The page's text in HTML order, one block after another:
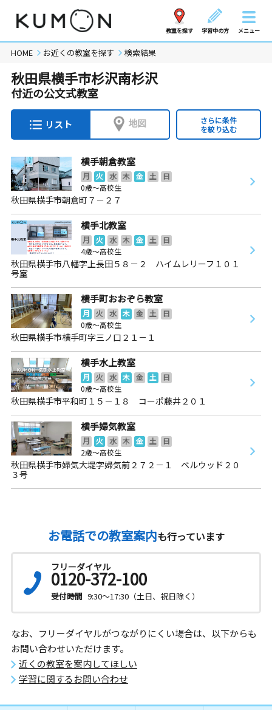
教室を探す 学習中の方 メニュー
HOME お近くの教室を探す 検索結果
秋田県横手市杉沢南杉沢
付近の公文式教室
リスト 地図
さらに条件
を絞り込む
横手朝倉教室
月 火 水 木 金 土
日
0歳～高校生
秋田県横手市朝倉町７－２７
横手北教室
月 火 水 木 金 土
日
4歳～高校生
秋田県横手市八幡字上長田５８－２ ハイムレリーフ１０１
号室
横手町おおぞら教室
月 火 水 木 金 土
日
0歳～高校生
秋田県横手市横手町字三ノ口２１－１
横手水上教室
月 火 水 木 金 土
日
0歳～高校生
秋田県横手市平和町１５－１８ コーポ藤井２０１
横手婦気教室
月 火 水 木 金 土
日
2歳～高校生
秋田県横手市婦気大堤字婦気前２７２－１ ベルウッド２０
３号
お電話での教室案内も行っています
フリーダイヤル
0120-372-100
受付時間 9:30～17:30（土日、祝日除く）
なお、フリーダイヤルがつながりにくい場合は、以下からも
お問い合わせいただけます。
近くの教室を案内してほしい
学習に関するお問い合わせ